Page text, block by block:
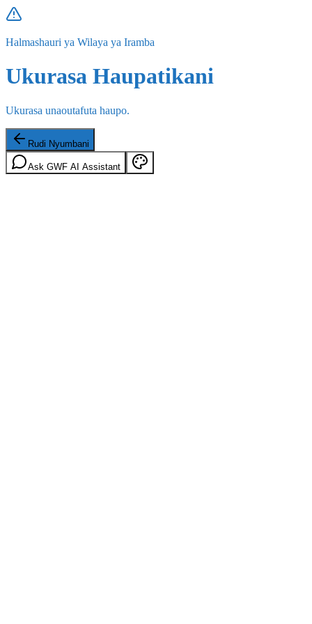
Halmashauri ya Wilaya ya Iramba
Ukurasa Haupatikani
Ukurasa unaoutafuta haupo.
Rudi Nyumbani
Ask GWF AI Assistant